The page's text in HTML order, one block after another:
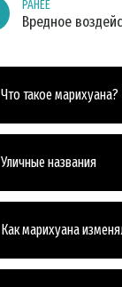
РАНЕЕ
Вредное
Что такое марихуана?
Уличные названия
Как марихуана